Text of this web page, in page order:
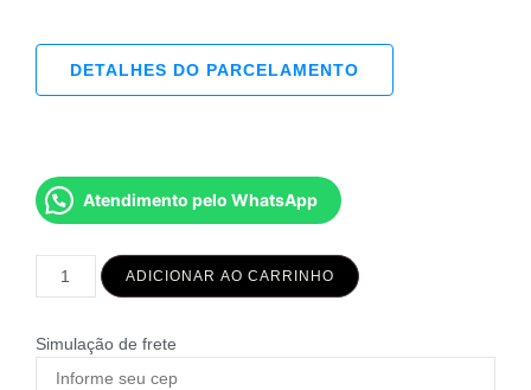
DETALHES DO PARCELAMENTO
Atendimento pelo WhatsApp
ADICIONAR AO CARRINHO
Simulação de frete